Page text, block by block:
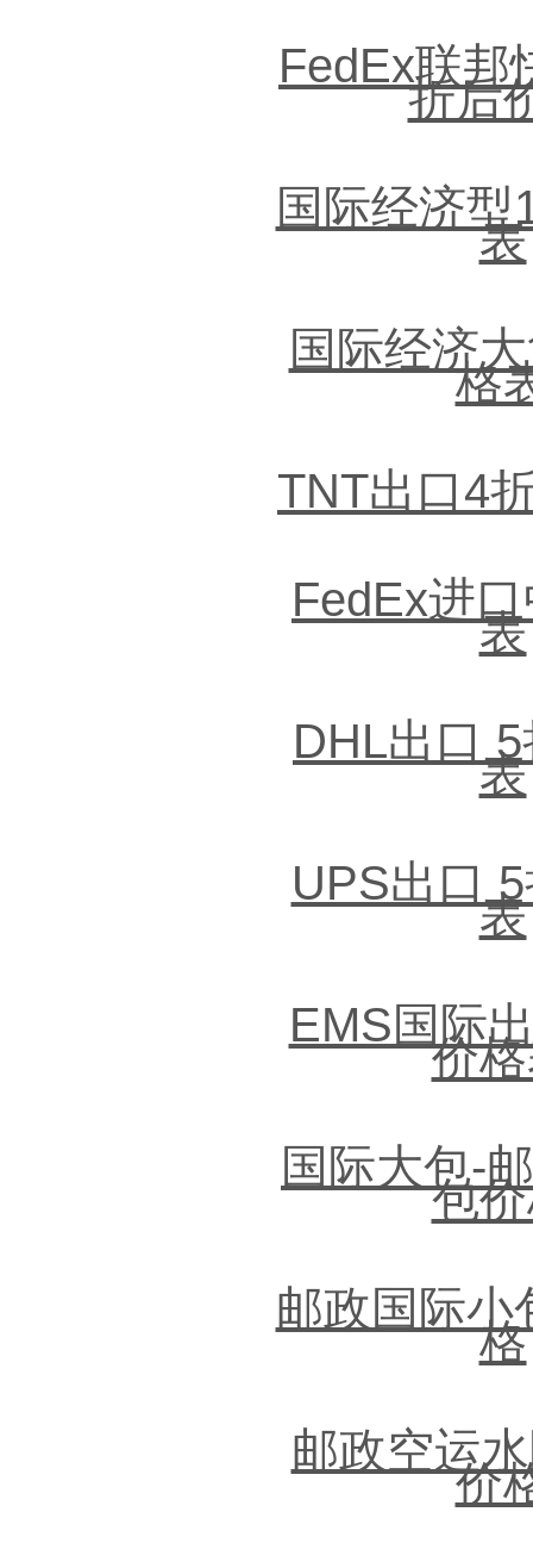
FedEx联邦
折后
国际经济型
表
国际经济
格
TNT出口4
FedEx进
表
DHL出口
表
UPS出口
表
EMS国际
价
国际大包-
包
邮政国际小
格
邮政空运
价